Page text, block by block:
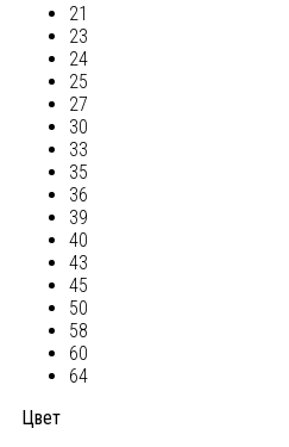
21
23
24
25
27
30
33
35
36
39
40
43
45
50
58
60
64
Цвет